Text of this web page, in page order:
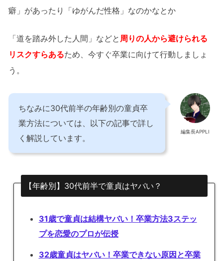
癖」があったり「ゆがんだ性格」なのかなとか
「道を踏み外した人間」などと 周りの人から避けられる
リスクすらあるため、今すぐ卒業に向けて行動しましょ
う。
編集長APPLI
ちなみに30代前半の年齢別の童貞卒
業方法については、以下の記事で詳し
く解説しています。
【年齢別】30代前半で童貞はヤバい？
31歳で童貞は結構ヤバい！卒業方法3ステッ
プを恋愛のプロが伝授
32歳童貞はヤバい！卒業できない原因と卒業